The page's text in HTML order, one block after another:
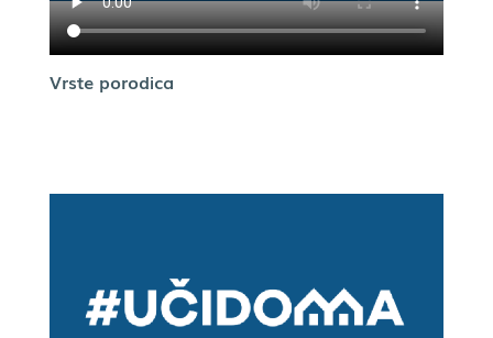
Vrste porodica